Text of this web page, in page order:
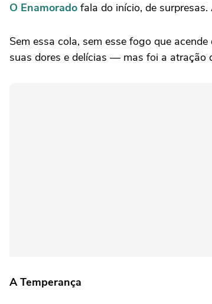
O Enamorado fala do início, de
Sem essa cola, sem esse fogo que
suas dores e delícias — mas foi a atração
A Temperança